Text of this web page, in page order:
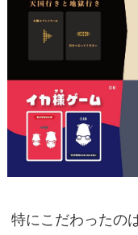
特にこだわったの